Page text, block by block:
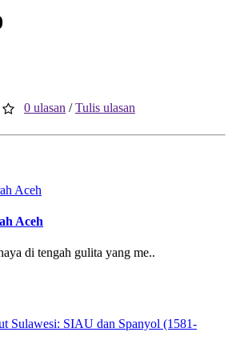
0 ulasan /Tulis ulasan
Aceh
di tengah gulita yang me..